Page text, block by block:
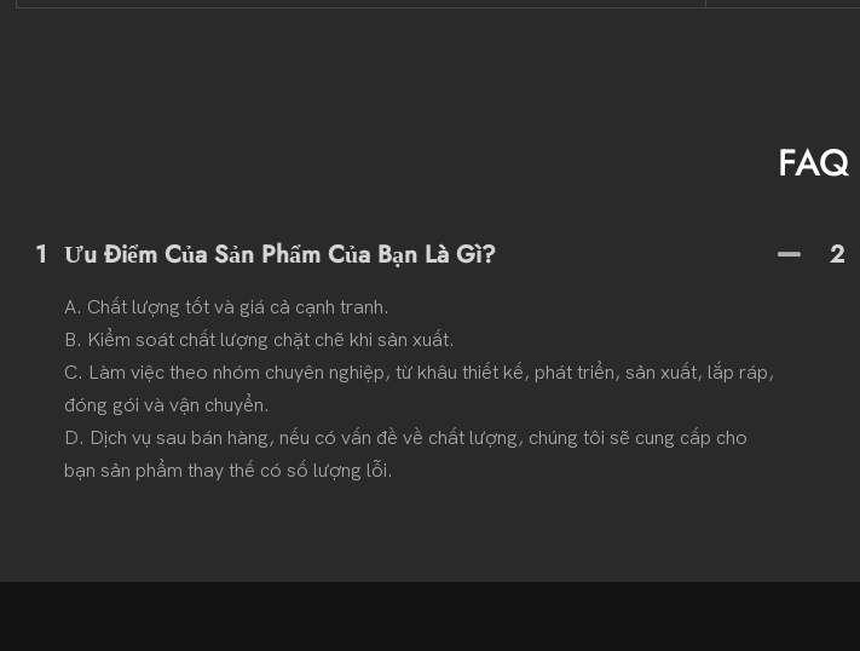
FAQ
1 Ưu Điểm Của Sản Phẩm Của Bạn Là Gì?
A. Chất lượng tốt và giá cả cạnh tranh.
B. Kiểm soát chất lượng chặt chẽ khi sản xuất.
C. Làm việc theo nhóm chuyên nghiệp, từ khâu thiết kế, phát triển, sản xuất, lắp ráp,
đóng gói và vận chuyển.
D. Dịch vụ sau bán hàng, nếu có vấn đề về chất lượng, chúng tôi sẽ cung cấp cho
bạn sản phẩm thay thế có số lượng lỗi.
2